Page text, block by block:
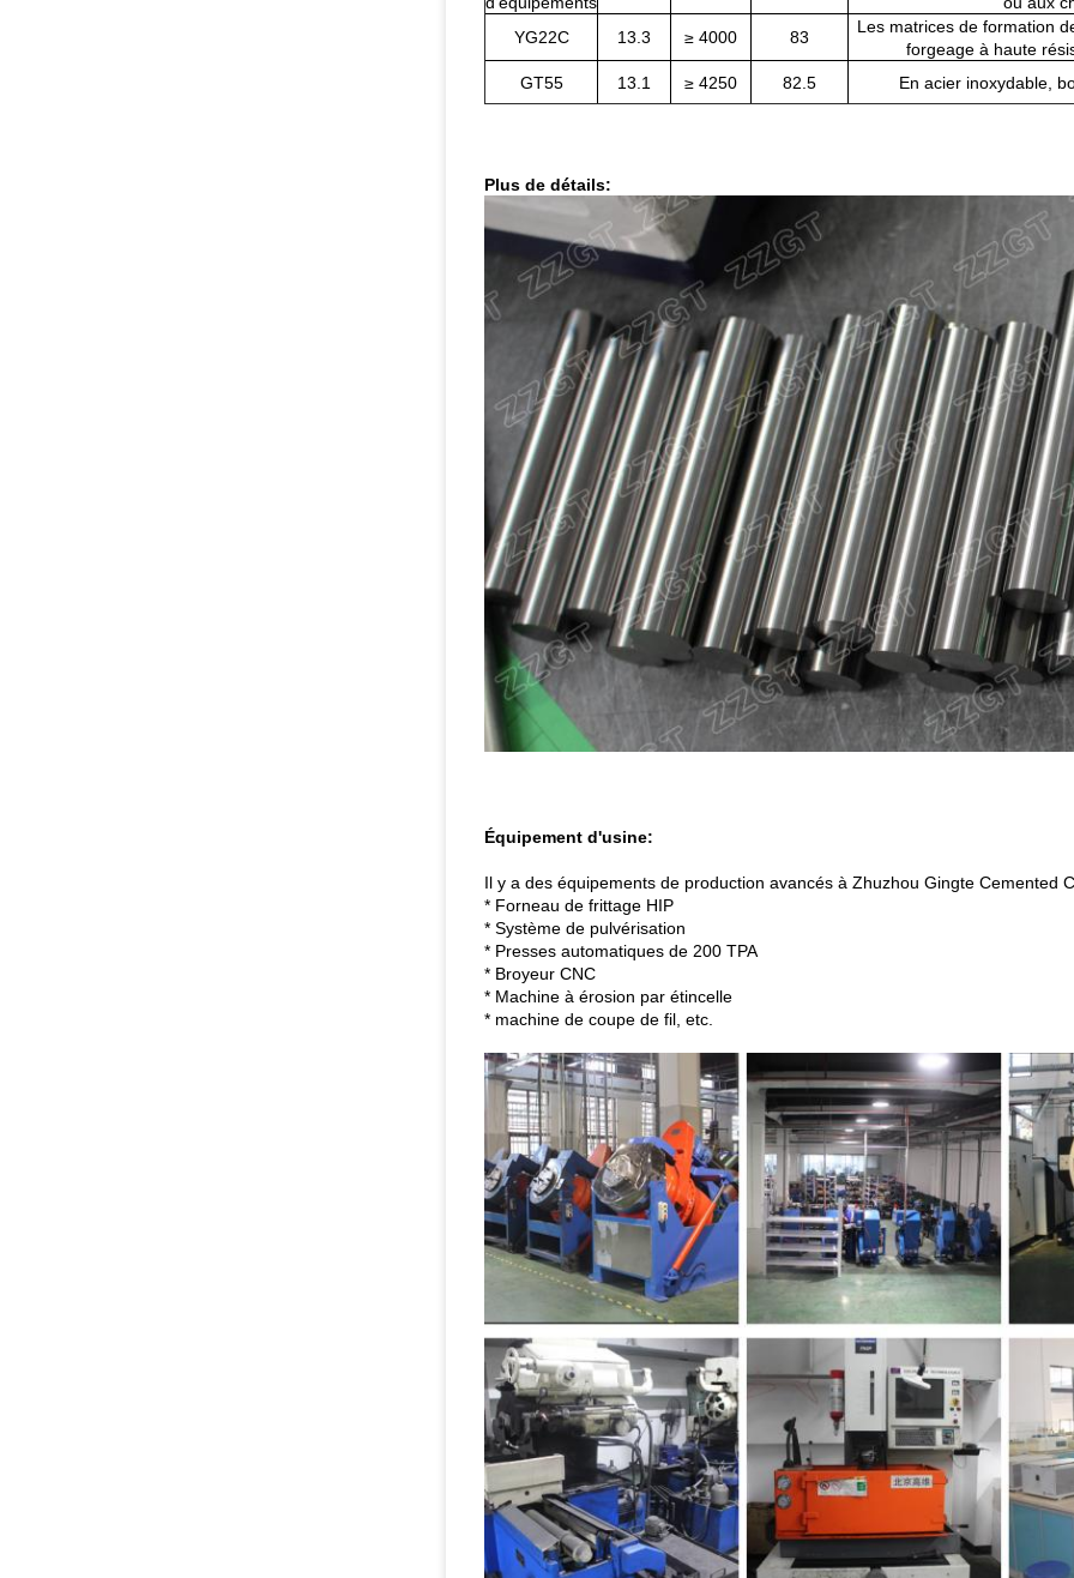
YG22C
13.3 ≥ 4000 83
Les matrices de formation
forgeage à haute
GT55
13.1 ≥ 4250 82.5 En acier inoxydable,
Plus de détails:
Équipement d'usine:
Il y a des équipements de production avancés à Zhuzhou Gingte Cemented
* Forneau de frittage HIP
* Système de pulvérisation
* Presses automatiques de 200 TPA
* Broyeur CNC
* Machine à érosion par étincelle
* machine de coupe de fil, etc.